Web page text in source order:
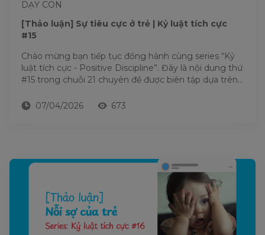
DẠY CON
[Thảo luận] Sự tiêu cực ở trẻ | Kỷ luật tích cực
#15
Chào mừng bạn tiếp tục đồng hành cùng series “Kỷ
luật tích cực - Positive Discipline”. Đây là nội dung thứ
#15 trong chuỗi 21 chuyên đề được biên tập dựa trên
07/04/2026
673